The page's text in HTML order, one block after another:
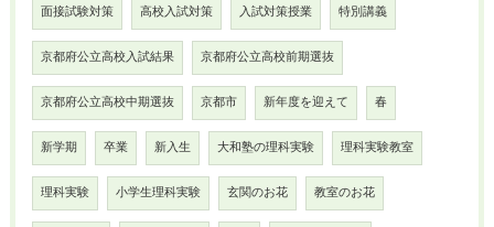
面接試験対策 高校入試対策 入試対策授業 特別講義
京都府公立高校入試結果 京都府公立高校前期選抜
京都府公立高校中期選抜 京都市 新年度を迎えて 春
新学期 卒業 新入生 大和塾の理科実験 理科実験教室
理科実験 小学生理科実験 玄関のお花 教室のお花